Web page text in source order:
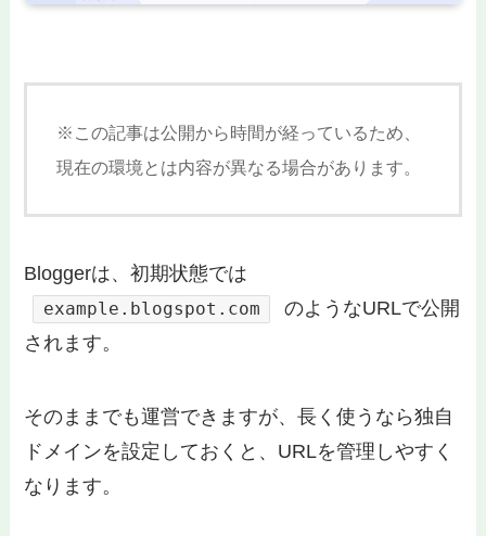
※この記事は公開から時間が経っているため、
現在の環境とは内容が異なる場合があります。
Bloggerは、初期状態では
example.blogspot.com
のようなURLで公開
されます。
そのままでも運営できますが、長く使うなら独自
ドメインを設定しておくと、URLを管理しやすく
なります。